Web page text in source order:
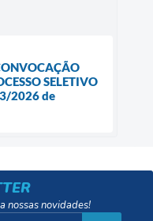
SELETIVO
2026 de
nossas novidades!